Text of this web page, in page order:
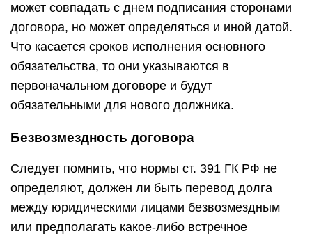
может совпадать с днем подписания сторонами
договора, но может определяться и иной датой.
Что касается сроков исполнения основного
обязательства, то они указываются в
первоначальном договоре и будут
обязательными для нового должника.
Безвозмездность договора
Следует помнить, что нормы ст. 391 ГК РФ не
определяют, должен ли быть перевод долга
между юридическими лицами безвозмездным
или предполагать какое-либо встречное